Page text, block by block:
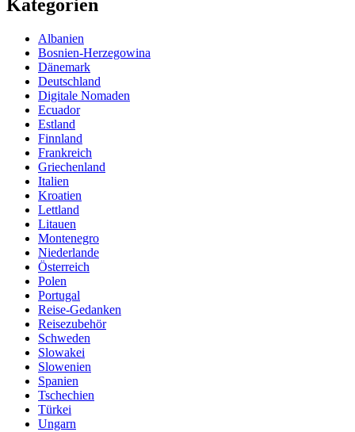
Kategorien
Albanien
Bosnien-Herzegowina
Dänemark
Deutschland
Digitale Nomaden
Ecuador
Estland
Finnland
Frankreich
Griechenland
Italien
Kroatien
Lettland
Litauen
Montenegro
Niederlande
Österreich
Polen
Portugal
Reise-Gedanken
Reisezubehör
Schweden
Slowakei
Slowenien
Spanien
Tschechien
Türkei
Ungarn